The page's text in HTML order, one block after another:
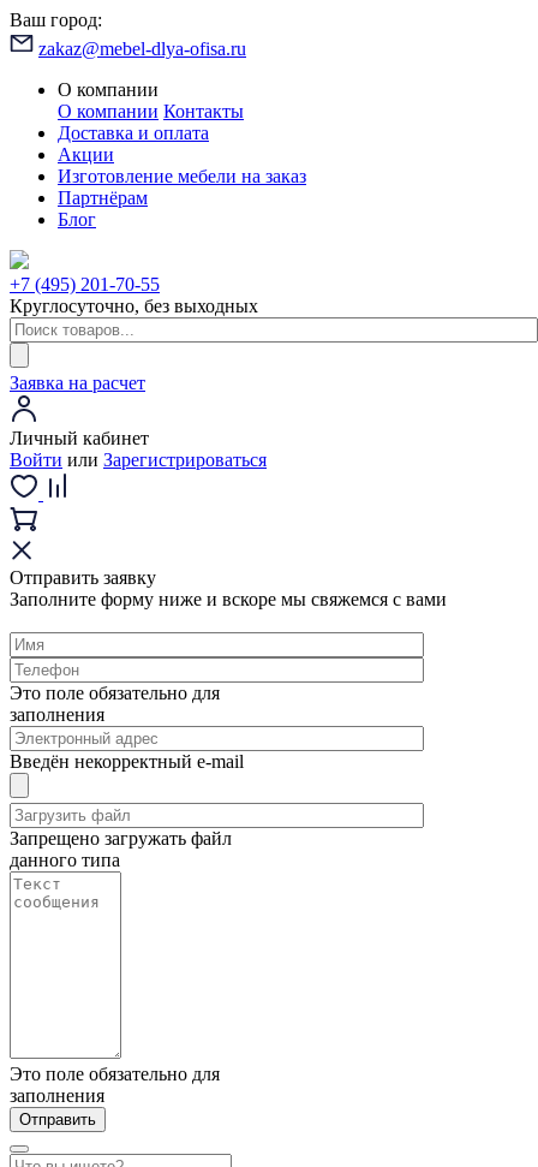
Ваш город:
zakaz@mebel-dlya-ofisa.ru
О компании
О компании Контакты
Доставка и оплата
Акции
Изготовление мебели на заказ
Партнёрам
Блог
+7 (495) 201-70-55
Круглосуточно, без выходных
Заявка на расчет
Личный кабинет
Войти или Зарегистрироваться
Отправить заявку
Заполните форму ниже и вскоре мы свяжемся с вами
Это поле обязательно для
заполнения
Введён некорректный e-mail
Запрещено загружать файл
данного типа
Это поле обязательно для
заполнения